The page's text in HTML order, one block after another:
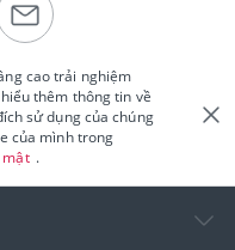
cao trải nghiệm
thêm thông tin về
sử dụng của chúng
của mình trong
mật .